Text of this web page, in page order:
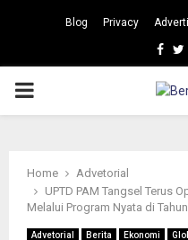
Blog Privacy
PRIMARY
Home
Advetorial
UPTD PAM Tangsel Terus
Melalui Program Nyata di
Advetorial Berita Ekonomi